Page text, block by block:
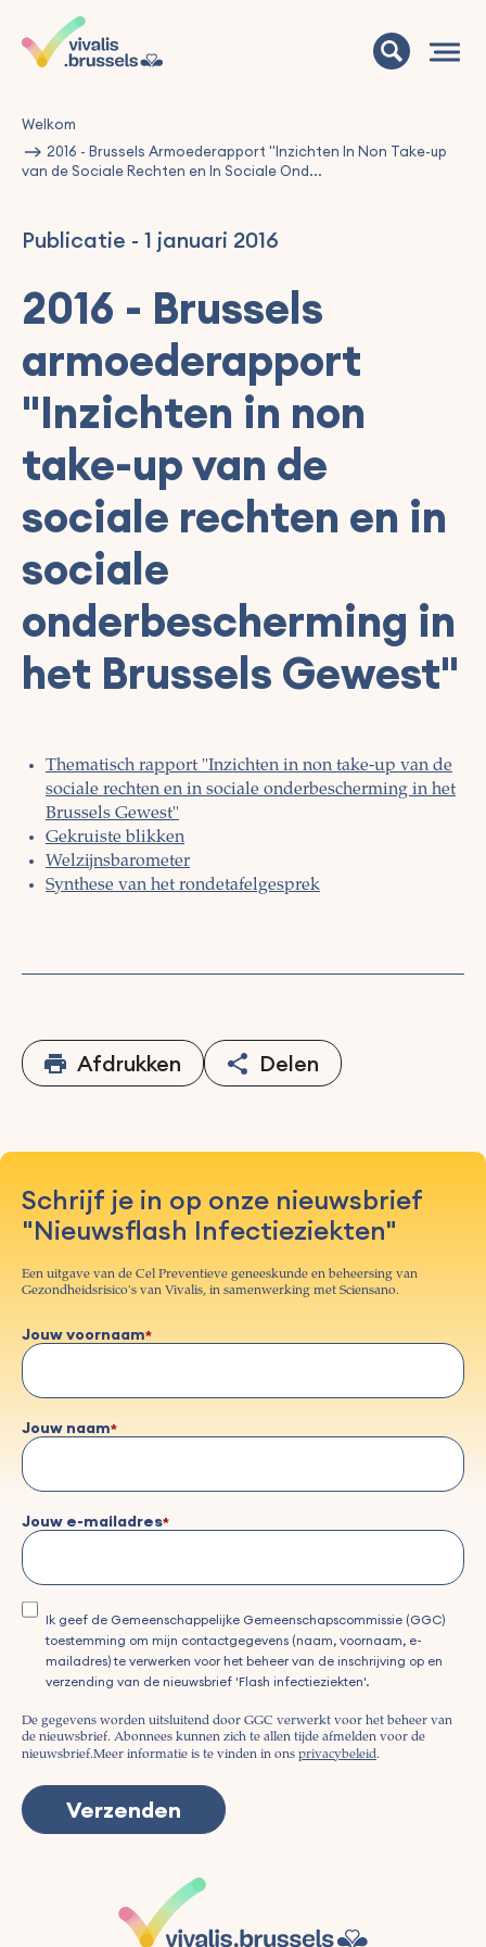
Welkom
2016 - Brussels Armoederapport "Inzichten In Non Take-up
van de Sociale Rechten en In Sociale Ond...
Publicatie - 1 januari 2016
2016 - Brussels
armoederapport
"Inzichten in non
take-up van de
sociale rechten en in
sociale
onderbescherming in
het Brussels Gewest"
Thematisch rapport "Inzichten in non take-up van de
sociale rechten en in sociale onderbescherming in het
Brussels Gewest"
Gekruiste blikken
Welzijnsbarometer
Synthese van het rondetafelgesprek
Afdrukken Delen
Schrijf je in op onze nieuwsbrief
"Nieuwsflash Infectieziekten"
Een uitgave van de Cel Preventieve geneeskunde en beheersing van
Gezondheidsrisico's van Vivalis, in samenwerking met Sciensano.
Jouw voornaam
Jouw naam
Jouw e-mailadres
Ik geef de Gemeenschappelijke Gemeenschapscommissie (GGC)
toestemming om mijn contactgegevens (naam, voornaam, e-
mailadres) te verwerken voor het beheer van de inschrijving op en
verzending van de nieuwsbrief 'Flash infectieziekten'.
De gegevens worden uitsluitend door GGC verwerkt voor het beheer van
de nieuwsbrief. Abonnees kunnen zich te allen tijde afmelden voor de
nieuwsbrief.Meer informatie is te vinden in ons privacybeleid.